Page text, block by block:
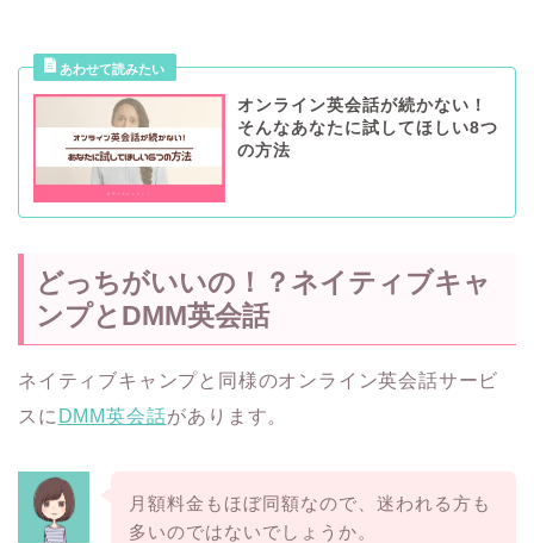
オンライン英会話が続かない！
そんなあなたに試してほしい8つ
の方法
どっちがいいの！？ネイティブキャ
ンプとDMM英会話
ネイティブキャンプと同様のオンライン英会話サービ
スに DMM英会話があります。
月額料金もほぼ同額なので、迷われる方も
多いのではないでしょうか。